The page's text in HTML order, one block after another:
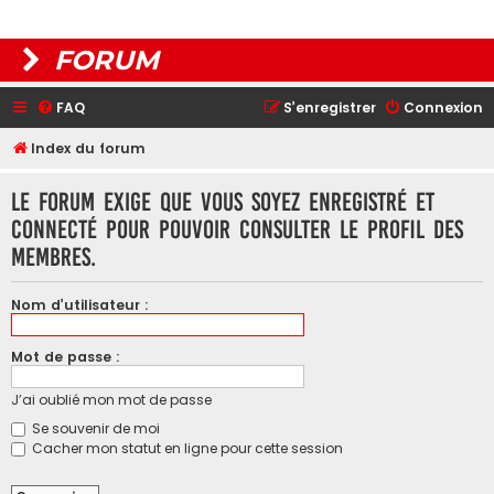
FORUM
FAQ Connexion
S’enregistrer
Index du forum
Le forum exige que vous soyez enregistré et
connecté pour pouvoir consulter le profil des
membres.
Nom d’utilisateur :
Mot de passe :
J’ai oublié mon mot de passe
Se souvenir de moi
Cacher mon statut en ligne pour cette session